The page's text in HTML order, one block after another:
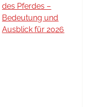
des Pferdes –
Bedeutung und
Ausblick für 2026